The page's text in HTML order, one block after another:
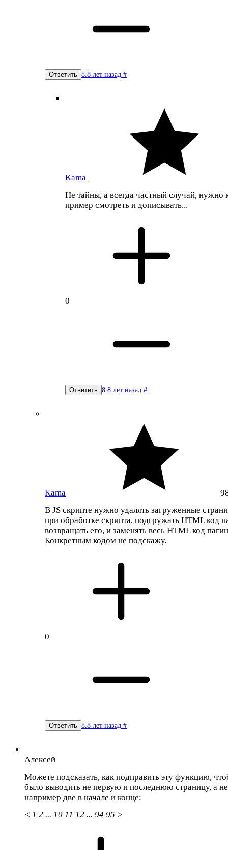
Ответить 8.8 лет назад #
Kama
Не тайны, а всегда частный случай, нужно
пример смотреть и дописывать...
0
Ответить 8.8 лет назад #
Kama
В JS скрипте нужно удалять загруженные
при обработке скрипта, подгружать HTML код
возвращать его, и заменять весь HTML код
Конкретным кодом не подскажу.
0
Ответить 8.8 лет назад #
Алексей
Можете подсказать, как подправить эту функцию,
было выводить не первую и последнюю страницу, а
например две в начале и конце:
< 1 2 ... 10 11 12 ... 94 95 >